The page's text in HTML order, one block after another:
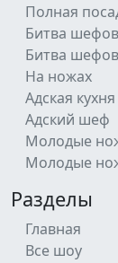
Полная
Битва шефов
Битва
На ножах
Адская кухня
Адский шеф
Молодые
Молодые
Разделы
Главная
Все шоу